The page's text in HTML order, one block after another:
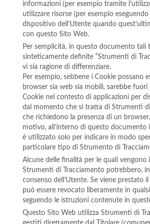
informazioni (per esempio tramite
utilizzare risorse (per esempio
dispositivo dell’Utente quando
con questo Sito Web.
Per semplicità, in questo documento tali
sinteticamente definite “Strumenti di
vi sia ragione di differenziare.
Per esempio, sebbene i Cookie possano
browser sia web sia mobili, sarebbe fuori
Cookie nel contesto di applicazioni per
dal momento che si tratta di Strumenti
che richiedono la presenza di un
motivo, all’interno di questo documento
è utilizzato solo per indicare in modo
particolare tipo di Strumento di
Alcune delle finalità per le quali vengono
Strumenti di Tracciamento potrebbero,
consenso dell’Utente. Se viene prestato
può essere revocato liberamente in
seguendo le istruzioni contenute in
Questo Sito Web utilizza Strumenti di